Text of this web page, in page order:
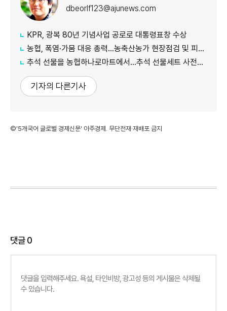
dbeorlf123@ajunews.com
KPR, 광복 80년 기념사업 공로로 대통령표창 수상
농협, 폭염·가뭄 대응 총력...농축산농가 현장점검 및 피해 예방 강화
추석 선물을 농협하나로마트에서…추석 선물세트 사전예약 실시
기자의 다른기사
©'5개국어 글로벌 경제신문' 아주경제. 무단전재·재배포 금지
댓글0